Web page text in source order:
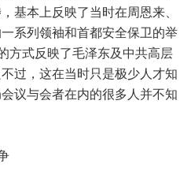
基本上反映了当时在周恩来、
系列领袖和首都安全保卫的举
方式反映了毛泽东及中共高层
过，这在当时只是极少人才知
议与会者在内的很多人并不知